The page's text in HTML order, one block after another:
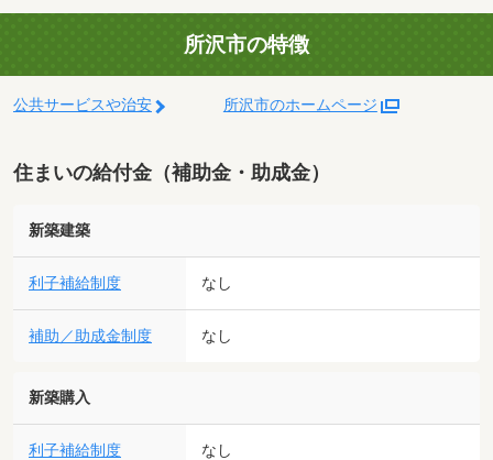
所沢市の特徴
公共サービスや治安 所沢市のホームページ
住まいの給付金（補助金・助成金）
新築建築
利子補給制度 なし
補助／助成金制度 なし
新築購入
利子補給制度 なし